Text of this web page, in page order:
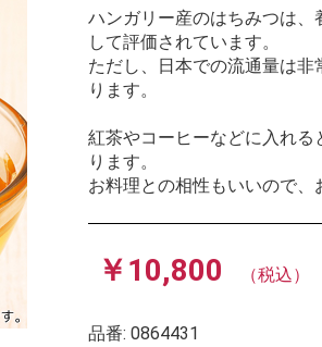
ハンガリー産のはちみつは、
して評価されています。
ただし、日本での流通量は
ります。
紅茶やコーヒーなどに入れ
ります。
お料理との相性もいいので、
￥10,800 （税込）
品番: 0864431